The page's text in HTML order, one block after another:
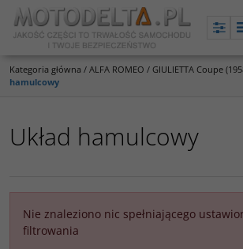
Kategoria główna / ALFA ROMEO / GIULIETTA Coupe
hamulcowy
Układ hamulcowy
Nie znaleziono nic spełniającego
filtrowania